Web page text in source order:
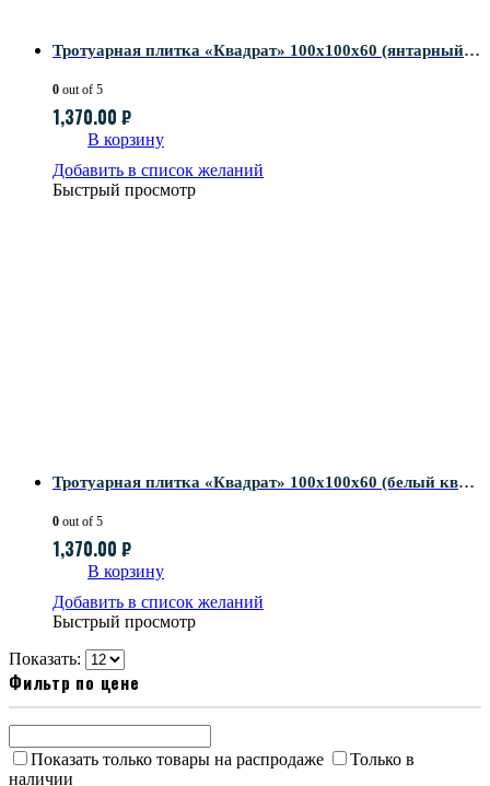
Тротуарная плитка «Квадрат» 100х100х60 (янтарный кварц)
0 out of 5
1,370.00 ₽
В корзину
Добавить в список желаний
Быстрый просмотр
Тротуарная плитка «Квадрат» 100х100х60 (белый кварц)
0 out of 5
1,370.00 ₽
В корзину
Добавить в список желаний
Быстрый просмотр
Показать:
Фильтр по цене
Показать только товары на распродаже
Только в
наличии